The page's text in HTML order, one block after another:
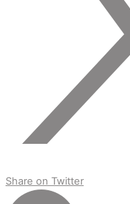
Share on Twitter